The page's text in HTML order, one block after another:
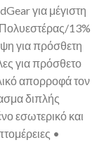
για μέγιστη
13%
για πρόσθετη
για πρόσθετο
απορροφά τον
διπλής
εσωτερικό και
•